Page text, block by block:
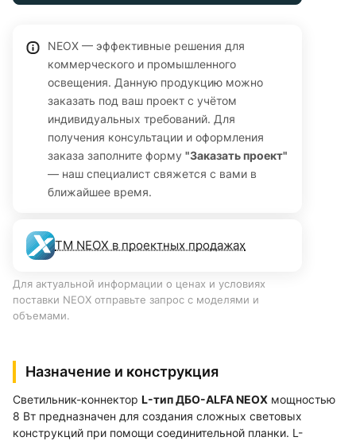
(нейтральный белый), угол рассеяния 160°. Корпус из
Отсутствие пульсаций, класс защиты II (двойная изоляция,
не требует заземления). Подходит для накладного и
подвесного монтажа. Гарантия 36 месяцев.
NEOX — эффективные решения для
коммерческого и промышленного
освещения. Данную продукцию можно
заказать под ваш проект с учётом
индивидуальных требований. Для
получения консультации и оформления
заказа заполните форму "Заказать проект"
— наш специалист свяжется с вами в
ближайшее время.
ТМ NEOX в проектных продажах
Для актуальной информации о ценах и условиях
поставки NEOX отправьте запрос с моделями и
объемами.
Назначение и конструкция
Светильник-коннектор L-тип ДБО-ALFA NEOX мощностью
8 Вт предназначен для создания сложных световых
конструкций при помощи соединительной планки. L-